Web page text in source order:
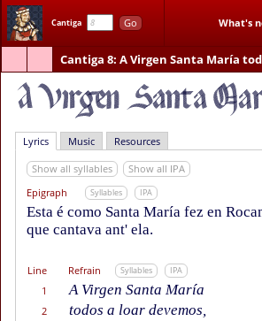
Cantiga Go What's
Cantiga 8: A Virgen Santa María
Lyrics Music Resources
Show all syllables
Show all IPA
Epigraph
Syllables IPA
Esta é como Santa María fez en
que cantava ant' ela.
Line Refrain Syllables IPA
1 A Virgen Santa María
2 todos a loar devemos,